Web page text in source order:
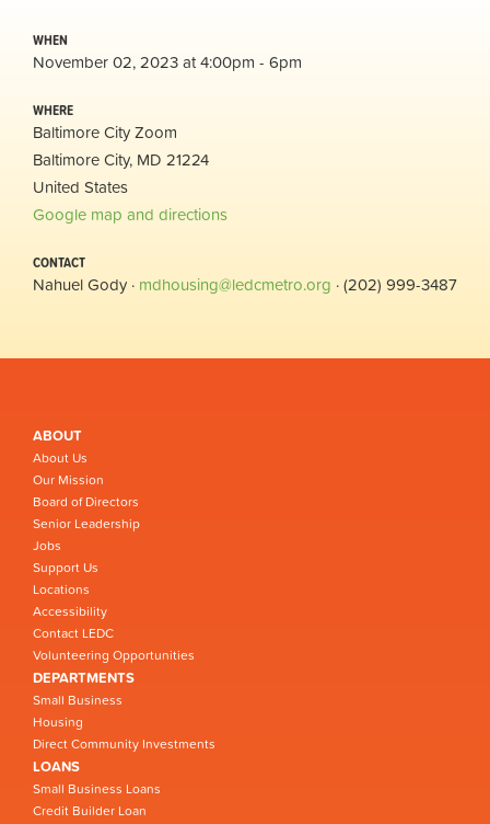
WHEN
November 02, 2023 at 4:00pm - 6pm
WHERE
Baltimore City Zoom
Baltimore City, MD 21224
United States
Google map and directions
CONTACT
Nahuel Gody · mdhousing@ledcmetro.org · (202) 999-3487
ABOUT
About Us
Our Mission
Board of Directors
Senior Leadership
Jobs
Support Us
Locations
Accessibility
Contact LEDC
Volunteering Opportunities
DEPARTMENTS
Small Business
Housing
Direct Community Investments
LOANS
Small Business Loans
Credit Builder Loan